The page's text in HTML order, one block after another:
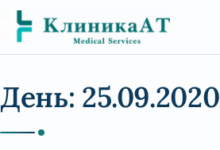
Перейти
содержимому
День: 25.09.2020